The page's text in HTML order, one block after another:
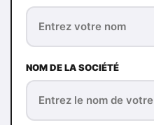
NOM DE LA SOCIÉTÉ